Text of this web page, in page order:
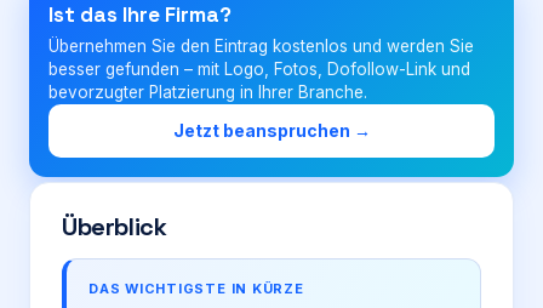
Firma eintragen
Ist das Ihre Firma?
Übernehmen Sie den Eintrag kostenlos und werden Sie
besser gefunden – mit Logo, Fotos, Dofollow-Link und
bevorzugter Platzierung in Ihrer Branche.
Jetzt beanspruchen →
Überblick
DAS WICHTIGSTE IN KÜRZE